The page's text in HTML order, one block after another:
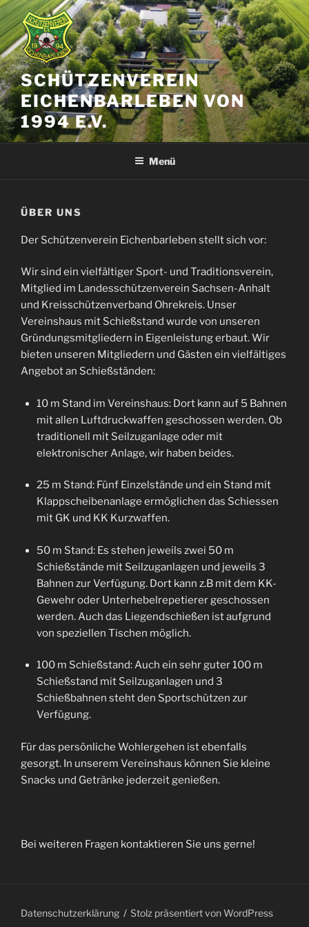
Zum
Inhalt
springen
SCHÜTZENVEREIN
EICHENBARLEBEN VON
1994 E.V.
Menü
ÜBER UNS
Der Schützenverein Eichenbarleben stellt sich vor:
Wir sind ein vielfältiger Sport- und Traditionsverein,
Mitglied im Landesschützenverein Sachsen-Anhalt
und Kreisschützenverband Ohrekreis. Unser
Vereinshaus mit Schießstand wurde von unseren
Gründungsmitgliedern in Eigenleistung erbaut. Wir
bieten unseren Mitgliedern und Gästen ein vielfältiges
Angebot an Schießständen:
10 m Stand im Vereinshaus: Dort kann auf 5 Bahnen
mit allen Luftdruckwaffen geschossen werden. Ob
traditionell mit Seilzuganlage oder mit
elektronischer Anlage, wir haben beides.
25 m Stand: Fünf Einzelstände und ein Stand mit
Klappscheibenanlage ermöglichen das Schiessen
mit GK und KK Kurzwaffen.
50 m Stand: Es stehen jeweils zwei 50 m
Schießstände mit Seilzuganlagen und jeweils 3
Bahnen zur Verfügung. Dort kann z.B mit dem KK-
Gewehr oder Unterhebelrepetierer geschossen
werden. Auch das Liegendschießen ist aufgrund
von speziellen Tischen möglich.
100 m Schießstand: Auch ein sehr guter 100 m
Schießstand mit Seilzuganlagen und 3
Schießbahnen steht den Sportschützen zur
Verfügung.
Für das persönliche Wohlergehen ist ebenfalls
gesorgt. In unserem Vereinshaus können Sie kleine
Snacks und Getränke jederzeit genießen.
Bei weiteren Fragen kontaktieren Sie uns gerne!
Datenschutzerklärung Stolz präsentiert von WordPress